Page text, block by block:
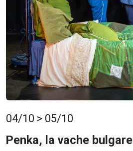
04/10 > 05/10
Penka, la vache bulgare